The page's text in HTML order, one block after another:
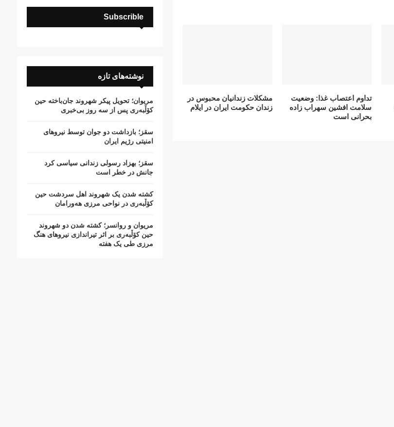
مشکلات زندانیان محبوس در
زندان حکومت ایران در ایلام
تداوم اعتصاب غذا: وضعیت
سلامت افشین سهراب زادە
بحرانی است
Subscrible
نوشته‌های تازه
مریوان؛ تحویل پیکر شهروند جان‌باخته حین
کۆڵبەری پس از سە روز بی‌خبری
سقز؛ بازداشت دو جوان توسط نیروهای
امنیتی رژیم ایران
سقز؛ بهزاد رسولی زندانی سیاسی کرد
جانش در خطر است
کشتە شدن یک شهروند اهل سردشت حین
کۆڵبەری در نواحی مرزی هەورامان
مریوان و روانسر؛ کشته شدن دو شهروند
حین کۆڵبەری بر اثر تیراندازی نیروهای هنگ
مرزی طی یک هفته